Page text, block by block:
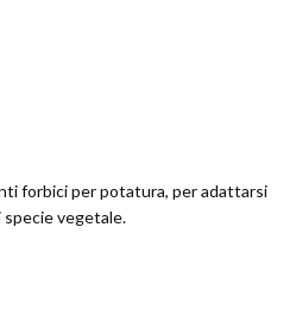
forbici per potatura, per adattarsi
specie vegetale.